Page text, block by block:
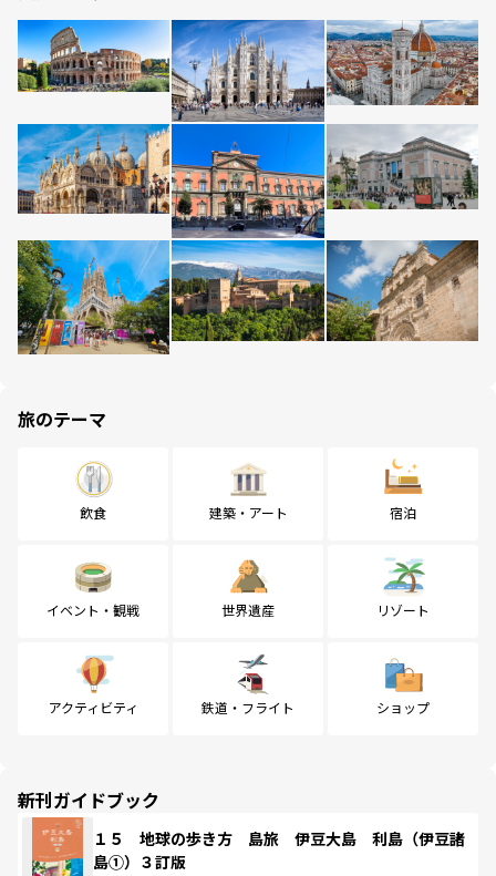
旅のテーマ
飲食 建築・アート 宿泊
イベント・観戦 世界遺産 リゾート
アクティビティ 鉄道・フライト ショップ
新刊ガイドブック
１５ 地球の歩き方 島旅 伊豆大島 利島（伊豆諸
島①）３訂版